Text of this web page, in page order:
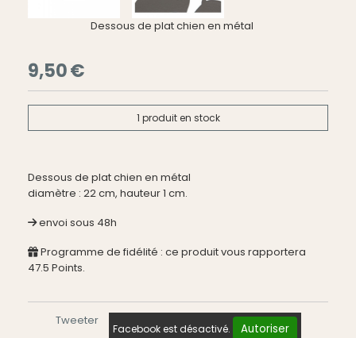
Dessous de plat chien en métal
9,50€
1 produit en stock
Dessous de plat chien en métal
diamètre : 22 cm, hauteur 1 cm.
envoi sous 48h
Programme de fidélité : ce produit vous rapportera
47.5 Points.
Tweeter
Facebook est désactivé. Autoriser